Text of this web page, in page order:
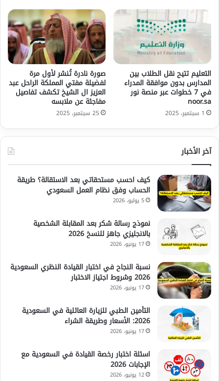
التعليم تتيح نقل الطلاب بين
المدارس بدون موافقة المدراء
في 7 خطوات عبر منصة نور
noor.sa
1 سبتمبر، 2025
صورة نادرة تُنشر لأول مرة
لفضيلة مفتي المملكة الراحل عبد
العزيز ال الشيخ تكشف تفاصيل
مفاجئة عن ملابسه
25 سبتمبر، 2025
آخر الأخبار
كيف احسب مستحقاتي بعد الاستقالة؟ طريقة
الحساب وفق نظام العمل السعودي
5 يوليو، 2026
نموذج رسالة شكر بعد المقابلة الشخصية
بالانجليزي جاهز للنسخ 2026
17 يونيو، 2026
نسبة النجاح في اختبار القيادة النظري السعودية
2026 وشروط اجتياز الاختبار
17 يونيو، 2026
التأمين الطبي للزيارة العائلية في السعودية
2026: الأسعار وطريقة الشراء
17 يونيو، 2026
اسئلة اختبار رخصة القيادة في السعودية مع
الإجابات 2026
12 يونيو، 2026